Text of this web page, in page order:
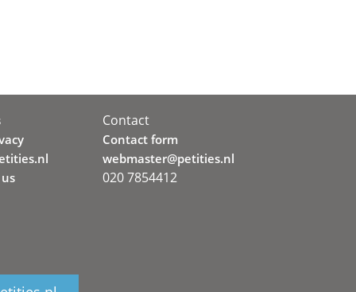
Contact
Contact form
webmaster@petities.nl
020 7854412